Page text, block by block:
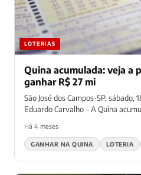
LOTERIAS
Quina acumulada: veja a
ganhar R$ 27 mi
São José dos Campos-SP, sábado,
Eduardo Carvalho – A Quina
Há 4 meses
GANHAR NA QUINA LOTERIA